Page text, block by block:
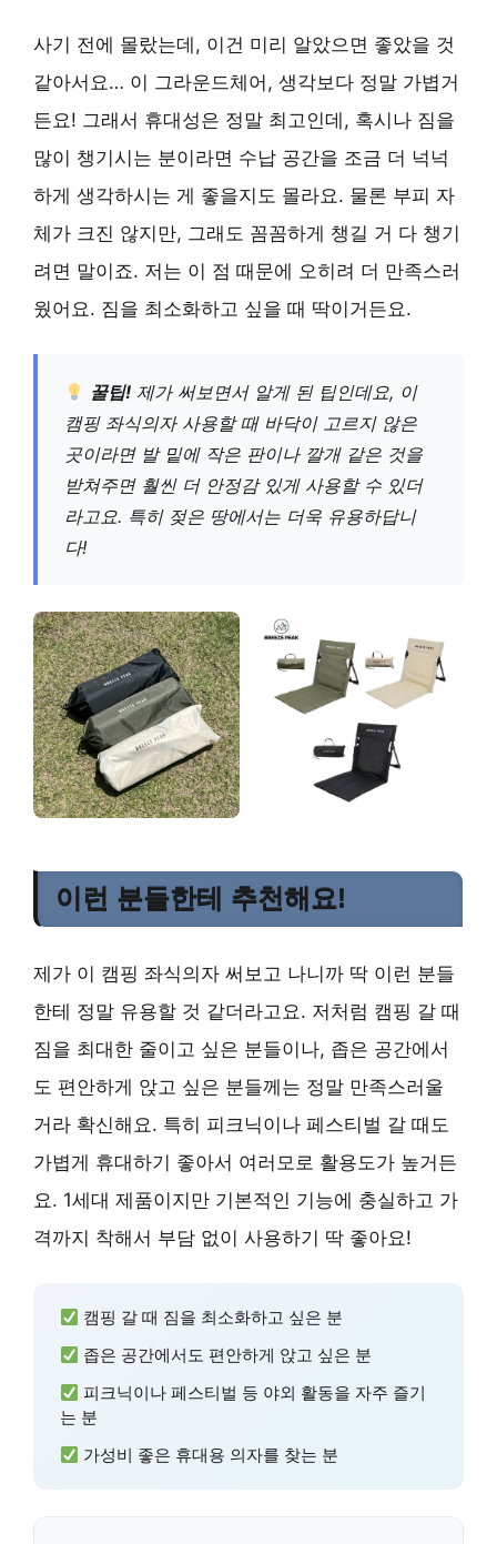
사기 전에 몰랐는데, 이건 미리 알았으면 좋았을 것
같아서요… 이 그라운드체어, 생각보다 정말 가볍거
든요! 그래서 휴대성은 정말 최고인데, 혹시나 짐을
많이 챙기시는 분이라면 수납 공간을 조금 더 넉넉
하게 생각하시는 게 좋을지도 몰라요. 물론 부피 자
체가 크진 않지만, 그래도 꼼꼼하게 챙길 거 다 챙기
려면 말이죠. 저는 이 점 때문에 오히려 더 만족스러
웠어요. 짐을 최소화하고 싶을 때 딱이거든요.
꿀팁! 제가 써보면서 알게 된 팁인데요, 이
캠핑 좌식의자 사용할 때 바닥이 고르지 않은
곳이라면 발 밑에 작은 판이나 깔개 같은 것을
받쳐주면 훨씬 더 안정감 있게 사용할 수 있더
라고요. 특히 젖은 땅에서는 더욱 유용하답니
다!
이런 분들한테 추천해요!
제가 이 캠핑 좌식의자 써보고 나니까 딱 이런 분들
한테 정말 유용할 것 같더라고요. 저처럼 캠핑 갈 때
짐을 최대한 줄이고 싶은 분들이나, 좁은 공간에서
도 편안하게 앉고 싶은 분들께는 정말 만족스러울
거라 확신해요. 특히 피크닉이나 페스티벌 갈 때도
가볍게 휴대하기 좋아서 여러모로 활용도가 높거든
요. 1세대 제품이지만 기본적인 기능에 충실하고 가
격까지 착해서 부담 없이 사용하기 딱 좋아요!
캠핑 갈 때 짐을 최소화하고 싶은 분
좁은 공간에서도 편안하게 앉고 싶은 분
피크닉이나 페스티벌 등 야외 활동을 자주 즐기
는 분
가성비 좋은 휴대용 의자를 찾는 분